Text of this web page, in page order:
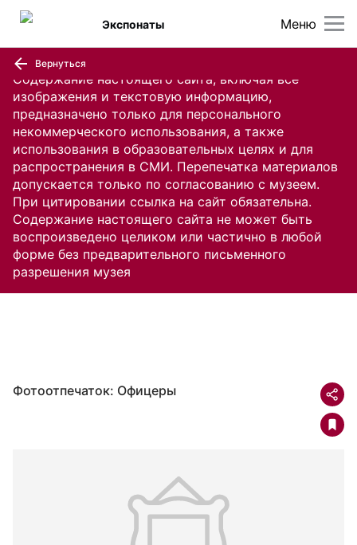
Содержание настоящего сайта, включая все
изображения и текстовую информацию,
предназначено только для персонального
некоммерческого использования, а также
использования в образовательных целях и для
распространения в СМИ. Перепечатка материалов
допускается только по согласованию с музеем.
При цитировании ссылка на сайт обязательна.
Содержание настоящего сайта не может быть
воспроизведено целиком или частично в любой
форме без предварительного письменного
разрешения музея
Меню
Экспонаты
Вернуться
Фотоотпечаток: Офицеры